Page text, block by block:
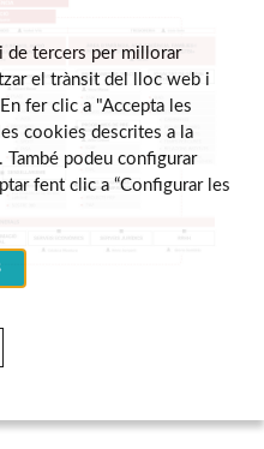
tercers per millorar
el trànsit del lloc web i
fer clic a "Accepta les
cookies descrites a la
. També podeu configurar
fent clic a “Configurar les